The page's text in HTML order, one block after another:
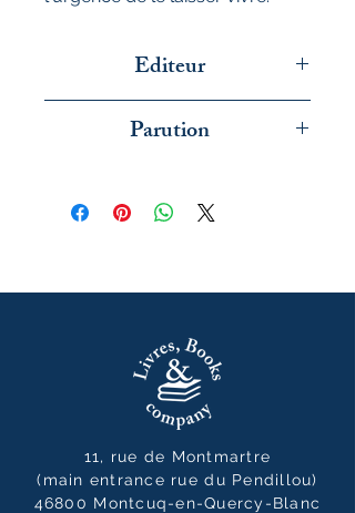
Editeur
Parution
11, rue de Montmartre
(main entrance rue du Pendillou)
46800 Montcuq-en-Quercy-Blanc